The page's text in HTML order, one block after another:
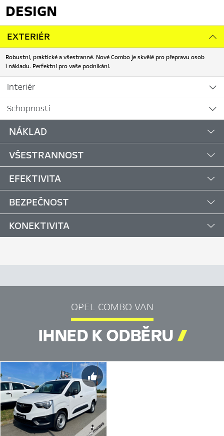
DESIGN
EXTERIÉR
Robustní, praktické a všestranné. Nové Combo je skvělé pro přepravu osob
i nákladu. Perfektní pro vaše podnikání.
Interiér
Schopnosti
NÁKLAD
VŠESTRANNOST
EFEKTIVITA
BEZPEČNOST
KONEKTIVITA
OPEL COMBO VAN
IHNED K ODBĚRU